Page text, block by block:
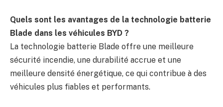
Quels sont les avantages de la technologie batterie
Blade dans les véhicules BYD ?
La technologie batterie Blade offre une meilleure
sécurité incendie, une durabilité accrue et une
meilleure densité énergétique, ce qui contribue à des
véhicules plus fiables et performants.